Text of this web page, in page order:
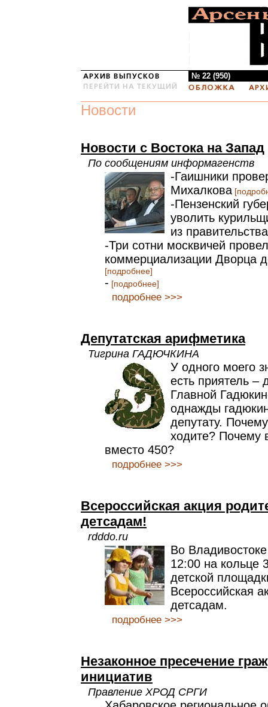
№ 22 (950)
Новости
Новости с Востока на Запад
По сообщениям информагенств
-Гаишники
Михалкова
-Пензенский
уволить
из правительства
-Три сотни москвичей
коммерциализации Дворца
[подробнее]
- [подробнее]
подробнее >>>
Депутатская арифметика
Тигрина ГАДЮЧКИНА
У одного моего
есть приятель –
Главной
однажды
депутату.
ходите? Почему
вместо 450?
подробнее >>>
Всероссийская акция
детсадам!
rdddo.ru
Во
12:00 на кольце
детской
Всероссийская
детсадам.
подробнее >>>
Незаконное пресечение
инициатив
Правление ХРОД СРГИ